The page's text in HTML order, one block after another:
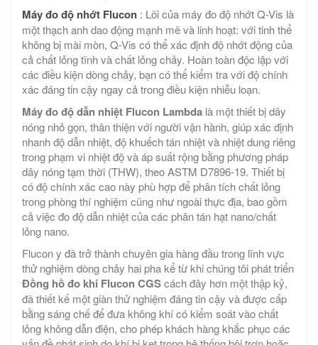
Máy đo độ nhớt Flucon : Lõi của máy đo độ nhớt Q-Vis là
một thạch anh dao động mạnh mẽ và linh hoạt: với tinh thể
không bị mài mòn, Q-Vis có thể xác định độ nhớt động của
cả chất lỏng tĩnh và chất lỏng chảy. Hoàn toàn độc lập với
các điều kiện dòng chảy, bạn có thể kiểm tra với độ chính
xác đáng tin cậy ngay cả trong điều kiện nhiễu loạn.
Máy đo độ dẫn nhiệt Flucon Lambda là một thiết bị dây
nóng nhỏ gọn, thân thiện với người vận hành, giúp xác định
nhanh độ dẫn nhiệt, độ khuếch tán nhiệt và nhiệt dung riêng
trong phạm vi nhiệt độ và áp suất rộng bằng phương pháp
dây nóng tạm thời (THW), theo ASTM D7896-19. Thiết bị
có độ chính xác cao này phù hợp để phân tích chất lỏng
trong phòng thí nghiệm cũng như ngoài thực địa, bao gồm
cả việc đo độ dẫn nhiệt của các phân tán hạt nano/chất
lỏng nano.
Flucon y đã trở thành chuyên gia hàng đầu trong lĩnh vực
thử nghiệm dòng chảy hai pha kể từ khi chúng tôi phát triển
Đồng hồ đo khí Flucon CGScách đây hơn một thập kỷ,
đã thiết kế một giàn thử nghiệm đáng tin cậy và được cấp
bằng sáng chế để đưa không khí có kiểm soát vào chất
lỏng không dẫn điện, cho phép khách hàng khắc phục các